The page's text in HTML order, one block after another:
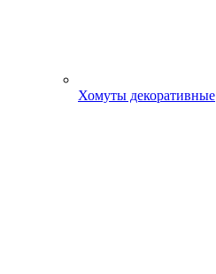
Хомуты декоративные